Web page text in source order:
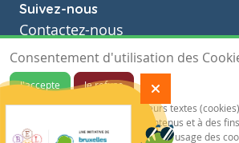
Suivez-nous
Contactez-nous
Soutien scolaire
Notre page Facebook
S'inscrire à notre newsletter
Consentement d'utilisation des
J'accepte
Je refuse
Notre site sauvegarde des traceurs textes
de vous garantir de meilleurs contenus et à des
statistiques.Vous pouvez désactiver l'usage des